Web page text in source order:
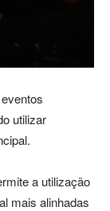
utilizar
a utilização
mais alinhadas